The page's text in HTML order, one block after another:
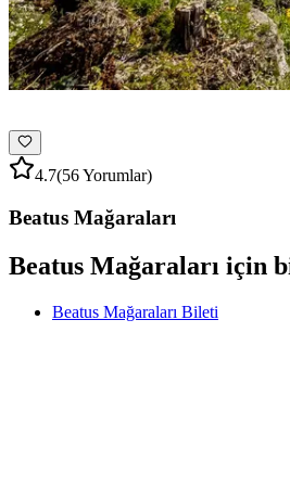
4.7(56 Yorumlar)
Beatus Mağaraları
Beatus Mağaraları için
Beatus Mağaraları Bileti